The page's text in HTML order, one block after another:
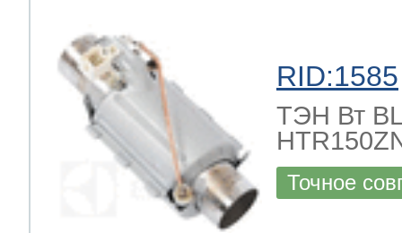
RID:1585
ТЭН Вт
Точное